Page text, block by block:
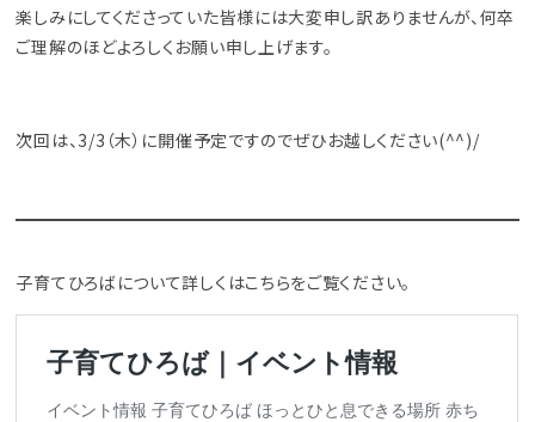
楽しみにしてくださっていた皆様には大変申し訳ありませんが、何卒
ご理解のほどよろしくお願い申し上げます。
次回は、3/3（木）に開催予定ですのでぜひお越しください(^^)/
子育てひろばについて詳しくはこちらをご覧ください。